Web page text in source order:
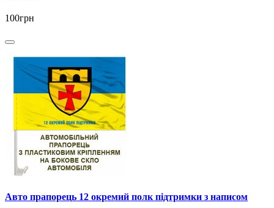
100грн
Авто прапорець 12 окремий полк підтримки з написом